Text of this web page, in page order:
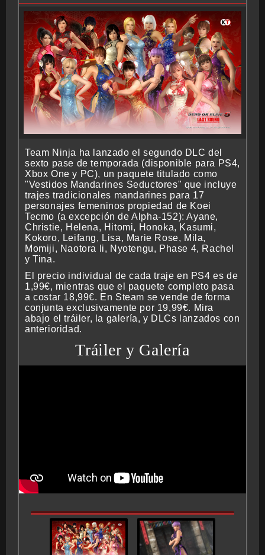
CRONOLOGÍA
ARCADE STICK
BONUS STAGE
GUÍA BÁSICA
TIER LIST
Team Ninja ha lanzado el segundo DLC del
sexto pase de temporada (disponible para PS4,
Xbox One y PC), un paquete titulado como
"Vestidos Mandarines Seductores" que incluye
trajes tradicionales mandarines para 17
personajes femeninos propiedad de Koei
Tecmo (a excepción de Alpha-152): Ayane,
Christie, Helena, Hitomi, Honoka, Kasumi,
Kokoro, Leifang, Lisa, Marie Rose, Mila,
Momiji, Naotora Ii, Nyotengu, Phase 4, Rachel
y Tina.
El precio individual de cada traje en PS4 es de
1,99€, mientras que el paquete completo pasa
a costar 18,99€. En Steam se vende de forma
conjunta exclusivamente por 19,99€. Mira
abajo el tráiler, la galería, y DLCs lanzados con
anterioridad.
Tráiler y Galería